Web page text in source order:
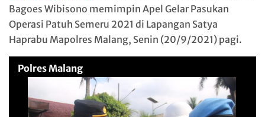
Bagoes Wibisono memimpin Apel Gelar Pasukan
Operasi Patuh Semeru 2021 di Lapangan Satya
Haprabu Mapolres Malang, Senin (20/9/2021) pagi.
Polres Malang